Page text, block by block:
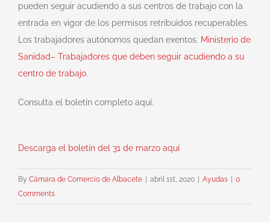
pueden seguir acudiendo a sus centros de trabajo con la
entrada en vigor de los permisos retribuidos recuperables.
Los trabajadores autónomos quedan exentos. Ministerio de
Sanidad– Trabajadores que deben seguir acudiendo a su
centro de trabajo.
Consulta el boletín completo aquí.
Descarga el boletín del 31 de marzo aquí
By Cámara de Comercio de Albacete abril 1st, 2020 Ayudas
0
Comments